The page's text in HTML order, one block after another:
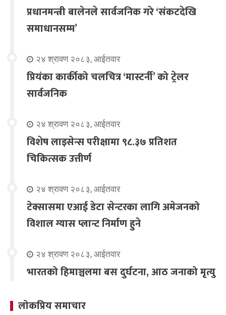
प्रधानमन्त्री बालेनले सार्वजनिक गरे ‘संकटदेखि
समाधानसम्म’
२४ श्रावण २०८३, आईतवार
प्रियंका कार्कीको चलचित्र ‘मास्टर्नी’ को ट्रेलर
सार्वजनिक
२४ श्रावण २०८३, आईतवार
विशेष लाइसेन्स परीक्षामा ९८.३७ प्रतिशत
चिकित्सक उत्तीर्ण
२४ श्रावण २०८३, आईतवार
टेक्सासमा एआई डेटा सेन्टरका लागि अमेजनको
विशाल ग्यास प्लान्ट निर्माण हुने
२४ श्रावण २०८३, आईतवार
भारतको हिमाञ्चलमा बस दुर्घटना, आठ जनाको मृत्यु
लोकप्रिय समाचार